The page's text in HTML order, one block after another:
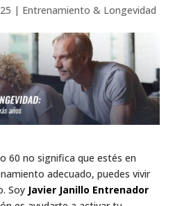
| Entrenamiento & Longevidad
60 no significa que estés en
adecuado, puedes vivir
Soy Javier Janillo Entrenador